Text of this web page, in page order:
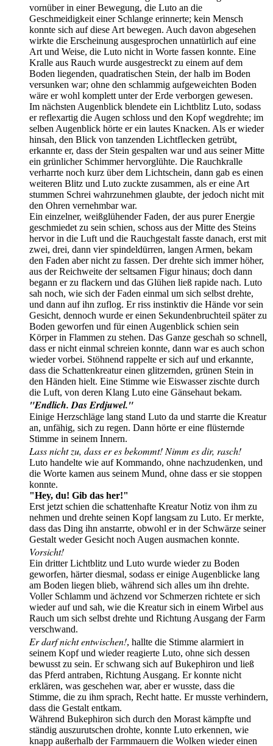
vornüber in einer Bewegung, die Luto an die
Geschmeidigkeit einer Schlange erinnerte; kein Mensch
konnte sich auf diese Art bewegen. Auch davon abgesehen
wirkte die Erscheinung ausgesprochen unnatürlich auf eine
Art und Weise, die Luto nicht in Worte fassen konnte. Eine
Kralle aus Rauch wurde ausgestreckt zu einem auf dem
Boden liegenden, quadratischen Stein, der halb im Boden
versunken war; ohne den schlammig aufgeweichten Boden
wäre er wohl komplett unter der Erde verborgen gewesen.
Im nächsten Augenblick blendete ein Lichtblitz Luto, sodass
er reflexartig die Augen schloss und den Kopf wegdrehte; im
selben Augenblick hörte er ein lautes Knacken. Als er wieder
hinsah, den Blick von tanzenden Lichtflecken getrübt,
erkannte er, dass der Stein gespalten war und aus seiner Mitte
ein grünlicher Schimmer hervorglühte. Die Rauchkralle
verharrte noch kurz über dem Lichtschein, dann gab es einen
weiteren Blitz und Luto zuckte zusammen, als er eine Art
stummen Schrei wahrzunehmen glaubte, der jedoch nicht mit
den Ohren vernehmbar war.
Ein einzelner, weißglühender Faden, der aus purer Energie
geschmiedet zu sein schien, schoss aus der Mitte des Steins
hervor in die Luft und die Rauchgestalt fasste danach, erst mit
zwei, drei, dann vier spindeldürren, langen Armen, bekam
den Faden aber nicht zu fassen. Der drehte sich immer höher,
aus der Reichweite der seltsamen Figur hinaus; doch dann
begann er zu flackern und das Glühen ließ rapide nach. Luto
sah noch, wie sich der Faden einmal um sich selbst drehte,
und dann auf ihn zuflog. Er riss instinktiv die Hände vor sein
Gesicht, dennoch wurde er einen Sekundenbruchteil später zu
Boden geworfen und für einen Augenblick schien sein
Körper in Flammen zu stehen. Das Ganze geschah so schnell,
dass er nicht einmal schreien konnte, dann war es auch schon
wieder vorbei. Stöhnend rappelte er sich auf und erkannte,
dass die Schattenkreatur einen glitzernden, grünen Stein in
den Händen hielt. Eine Stimme wie Eiswasser zischte durch
die Luft, von deren Klang Luto eine Gänsehaut bekam.
"Endlich. Das Erdjuwel."
Einige Herzschläge lang stand Luto da und starrte die Kreatur
an, unfähig, sich zu regen. Dann hörte er eine flüsternde
Stimme in seinem Innern.
Lass nicht zu, dass er es bekommt! Nimm es dir, rasch!
Luto handelte wie auf Kommando, ohne nachzudenken, und
die Worte kamen aus seinem Mund, ohne dass er sie stoppen
konnte.
"Hey, du! Gib das her!"
Erst jetzt schien die schattenhafte Kreatur Notiz von ihm zu
nehmen und drehte seinen Kopf langsam zu Luto. Er merkte,
dass das Ding ihn anstarrte, obwohl er in der Schwärze seiner
Gestalt weder Gesicht noch Augen ausmachen konnte.
Vorsicht!
Ein dritter Lichtblitz und Luto wurde wieder zu Boden
geworfen, härter diesmal, sodass er einige Augenblicke lang
am Boden liegen blieb, während sich alles um ihn drehte.
Voller Schlamm und ächzend vor Schmerzen richtete er sich
wieder auf und sah, wie die Kreatur sich in einem Wirbel aus
Rauch um sich selbst drehte und Richtung Ausgang der Farm
verschwand.
Er darf nicht entwischen!, hallte die Stimme alarmiert in
seinem Kopf und wieder reagierte Luto, ohne sich dessen
bewusst zu sein. Er schwang sich auf Bukephiron und ließ
das Pferd antraben, Richtung Ausgang. Er konnte nicht
erklären, was geschehen war, aber er wusste, dass die
Stimme, die zu ihm sprach, Recht hatte. Er musste verhindern,
dass die Gestalt entkam.
Während Bukephiron sich durch den Morast kämpfte und
ständig auszurutschen drohte, konnte Luto erkennen, wie
knapp außerhalb der Farmmauern die Wolken wieder einen